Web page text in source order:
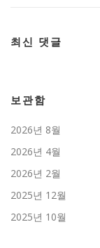
최신 댓글
보관함
2026년 8월
2026년 4월
2026년 2월
2025년 12월
2025년 10월